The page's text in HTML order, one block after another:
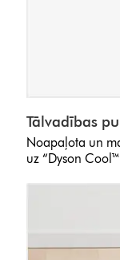
Tālvadības
Noapaļota un
uz “Dyson